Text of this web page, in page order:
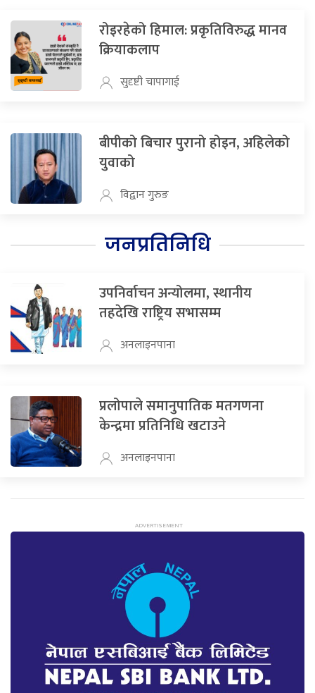
रोइरहेको हिमाल: प्रकृतिविरुद्ध मानव
क्रियाकलाप
सुदृष्टी चापागाई
बीपीको बिचार पुरानो होइन, अहिलेको
युवाको
विद्वान गुरुङ
जनप्रतिनिधि
उपनिर्वाचन अन्योलमा, स्थानीय
तहदेखि राष्ट्रिय सभासम्म
अनलाइनपाना
प्रलोपाले समानुपातिक मतगणना
केन्द्रमा प्रतिनिधि खटाउने
अनलाइनपाना